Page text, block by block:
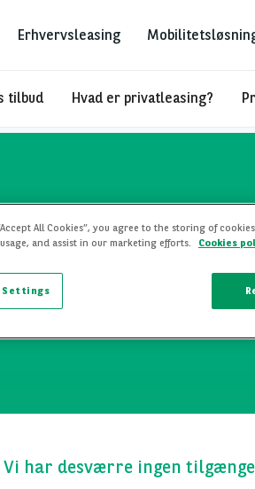
Erhvervsleasing
tilbud Hvad er privatleasing?
Vi har desværre ingen
All Cookies”, you agree to the storing of
and assist in our marketing efforts.
Cookies
Settings